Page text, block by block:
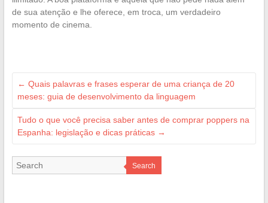
de sua atenção e lhe oferece, em troca, um verdadeiro
momento de cinema.
← Quais palavras e frases esperar de uma criança de 20
meses: guia de desenvolvimento da linguagem
Tudo o que você precisa saber antes de comprar poppers na
Espanha: legislação e dicas práticas →
Search